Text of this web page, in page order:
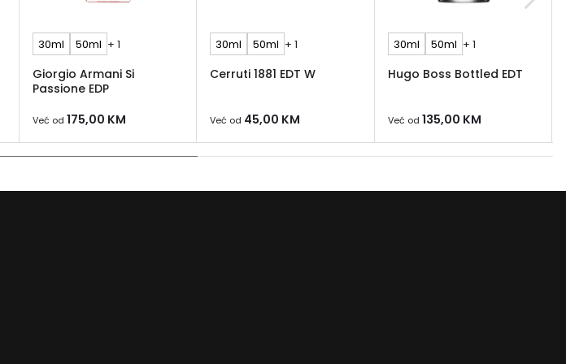
Joop! Wow For Women EDT dostupan je u bočicama od 30
ml, 50 ml i 100 ml.
Miris se može slojevito nanositi s ostalim proizvodima iz linije
Joop! Wow For Women, kao što su losion za tijelo, gel za
Recenzije:
Joop! Wow For Women EDT dobio je uglavnom pozitivne
drzak miris, kao i dugotrajnost.
30ml 50ml + 1
Giorgio Armani Si
Passione EDP
Već od 175,00 KM
30ml 50ml + 1
Cerruti 1881 EDT W
Već od 45,00 KM
30ml 50ml + 1
Hugo Boss Bottled EDT
Već od 135,00 KM